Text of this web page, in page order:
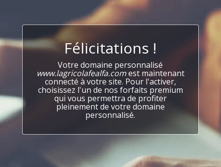
Félicitations !
Votre domaine personnalisé
www.lagricolafealfa.comest maintenant
connecté à votre site. Pour l'activer,
choisissez l'un de nos forfaits premium
qui vous permettra de profiter
pleinement de votre domaine
personnalisé.